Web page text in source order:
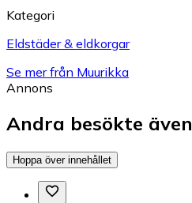
Kategori
Eldstäder & eldkorgar
Se mer från Muurikka
Annons
Andra besökte även
Hoppa över innehållet